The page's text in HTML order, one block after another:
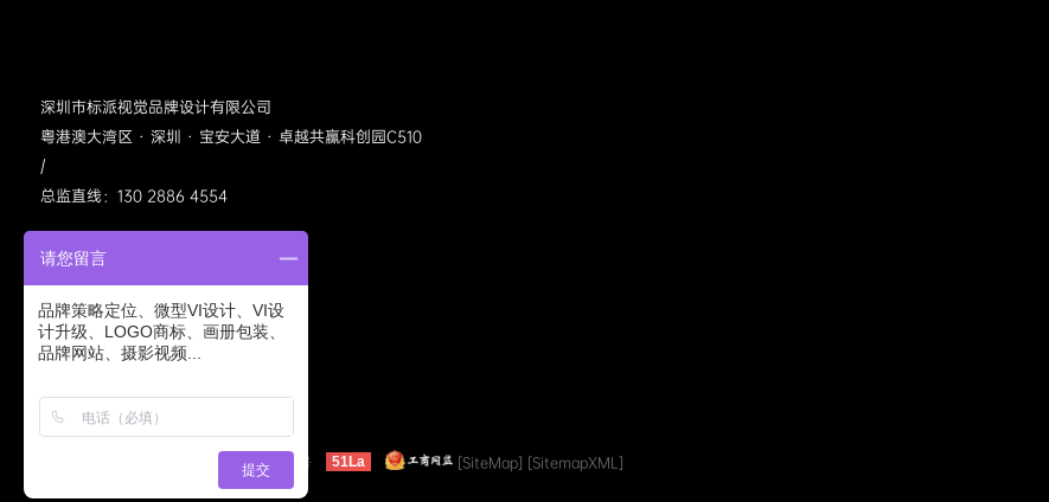
深圳市标派视觉品牌设计有限公司
粤港澳大湾区 · 深圳 · 宝安大道 · 卓越共赢科创园C510
/
总监直线：130 2886 4554
标派视觉公众号
粤ICP备11040413号 51La [SiteMap] [SitemapXML]
请您留言
品牌策略定位、微型VI设计、VI设
计升级、LOGO商标、画册包装、
品牌网站、摄影视频...
提交